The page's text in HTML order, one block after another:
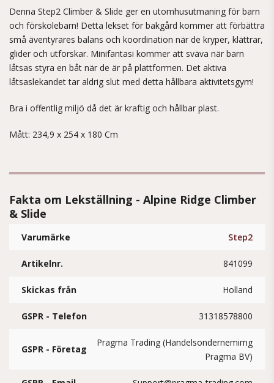
Denna Step2 Climber & Slide ger en utomhusutmaning för barn
och förskolebarn! Detta lekset för bakgård kommer att förbättra
små äventyrares balans och koordination när de kryper, klättrar,
glider och utforskar. Minifantasi kommer att sväva när barn
låtsas styra en båt när de är på plattformen. Det aktiva
låtsaslekandet tar aldrig slut med detta hållbara aktivitetsgym!
Bra i offentlig miljö då det är kraftig och hållbar plast.
Mått: 234,9 x 254 x 180 Cm
Fakta om Lekställning - Alpine Ridge Climber
& Slide
Varumärke Step2
Artikelnr. 841099
Skickas från Holland
GSPR - Telefon 31318578800
GSPR - Företag
Pragma Trading (Handelsondernemimg
Pragma BV)